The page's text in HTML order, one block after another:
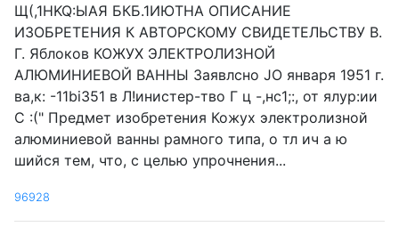
Щ(,1НKQ:ЫАЯ БКБ.1ИЮТНА ОПИСАНИЕ
ИЗОБРЕТЕНИЯ К АВТОРСКОМУ СВИДЕТЕЛЬСТВУ В.
Г. Яблоков КОЖУХ ЭЛЕКТРОЛИЗНОЙ
АЛЮМИНИЕВОЙ ВАННЫ Заявлсно JO января 1951 г.
ва,к: -11bi351 в Л!инистер-тво Г ц -,нс1;:, от ялур:ии
С :(" Предмет изобретения Кожух электролизной
алюминиевой ванны рамного типа, о тл ич а ю
шийся тем, что, с целью упрочнения...
96928